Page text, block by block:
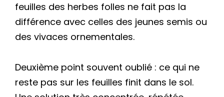
feuilles des herbes folles ne fait pas la
différence avec celles des jeunes semis ou
des vivaces ornementales.
Deuxième point souvent oublié : ce qui ne
reste pas sur les feuilles finit dans le sol.